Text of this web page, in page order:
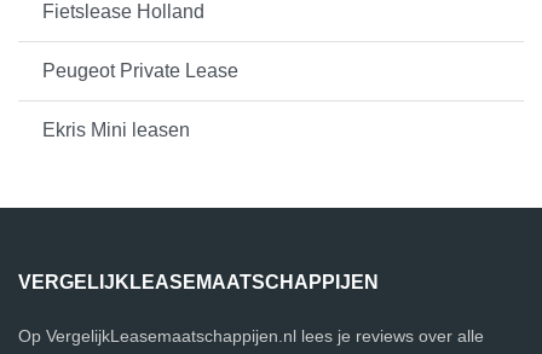
Fietslease Holland
Peugeot Private Lease
Ekris Mini leasen
VERGELIJKLEASEMAATSCHAPPIJEN
Op VergelijkLeasemaatschappijen.nl lees je reviews over alle